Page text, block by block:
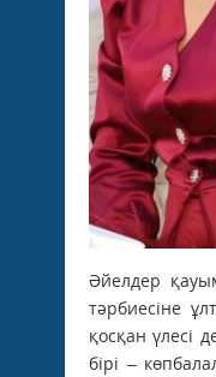
Әйелдер
тәрбиесіне
қосқан үлесі
бірі –